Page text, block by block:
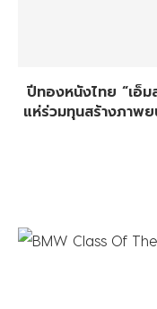
ปีทองหนังไทย “เอ็
แห่ร่วมทุนสร้างภาพ